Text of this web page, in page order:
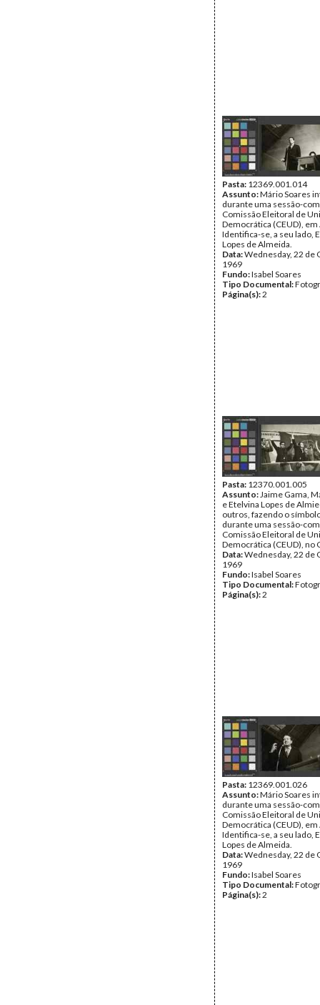
Pasta: 12369.001.014
Assunto:Mário Soares
durante uma sessão-
Comissão Eleitoral de
Democrática (CEUD),
Identifica-se, a seu lado,
Lopes de Almeida.
Data:Wednesday, 22 de
1969
Fundo:Isabel Soares
Tipo Documental:
Página(s):2
Pasta: 12370.001.005
Assunto:Jaime Gama,
e Etelvina Lopes de
outros, fazendo o
durante uma sessão-
Comissão Eleitoral de
Democrática (CEUD), no
Data:Wednesday, 22 de
1969
Fundo:Isabel Soares
Tipo Documental:
Página(s):2
Pasta: 12369.001.026
Assunto:Mário Soares
durante uma sessão-
Comissão Eleitoral de
Democrática (CEUD),
Identifica-se, a seu lado,
Lopes de Almeida.
Data:Wednesday, 22 de
1969
Fundo:Isabel Soares
Tipo Documental:
Página(s):2